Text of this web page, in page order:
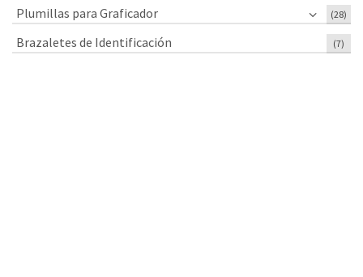
Plumillas para Graficador (28)
Brazaletes de Identificación (7)